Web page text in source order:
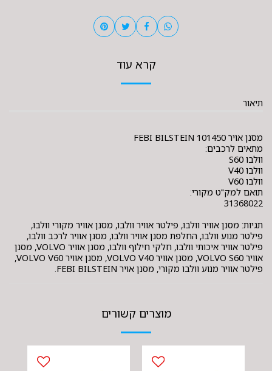
קרא עוד
תיאור
מסנן אויר FEBI BILSTEIN 101450
מתאים לרכבים:
וולבו S60
וולבו V40
וולבו V60
תואם למק"ט מקורי:
31368022
תגיות: מסנן אוויר וולבו, פילטר אוויר וולבו, מסנן אוויר מקורי וולבו,
פילטר מנוע וולבו, החלפת מסנן אוויר וולבו, מסנן אוויר לרכב וולבו,
פילטר אוויר איכותי וולבו, חלקי חילוף וולבו, מסנן אוויר VOLVO, מסנן
אוויר VOLVO S60, מסנן אוויר VOLVO V40, מסנן אוויר VOLVO V60,
פילטר אוויר מנוע וולבו מקורי, מסנן אויר FEBI BILSTEIN.
מוצרים קשורים